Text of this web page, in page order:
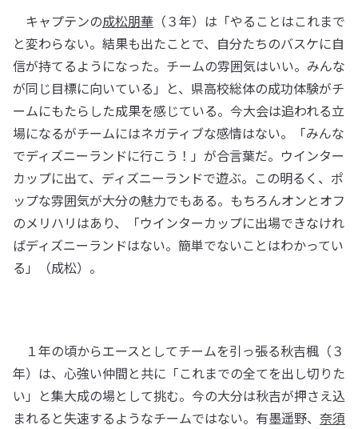
キャプテンの成松朋華 （３年）は「やることはこれまで
と変わらない。結果も出たことで、自分たちのバスケに自
信が持てるようになった。チームの雰囲気はいい。みんな
が同じ目標に向いている」と、県高校総体の成功体験がチ
ームにもたらした成果を感じている。今大会は追われる立
場になるがチームにはネガティブな感情はない。「みんな
でディズニーランドに行こう！」が合言葉だ。ウインター
カップに出て、ディズニーランドで遊ぶ。この明るく、ポ
ップな雰囲気が大分の魅力でもある。もちろんオンとオフ
のメリハリはあり、「ウインターカップに出場できなけれ
ばディズニーランドはない。簡単でないことはわかってい
る」（成松）。
１年の頃からエースとしてチームを引っ張る秋吉楓（３
年）は、心強い仲間と共に「これまでの全てを出し切りた
い」と集大成の場として挑む。今の大分は秋吉が押さえ込
まれると失速するようなチームではない。有墨遥野、 奈須